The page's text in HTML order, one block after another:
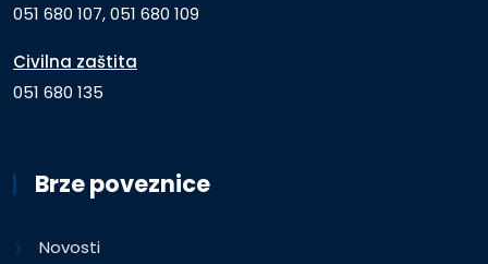
051 680 107, 051 680 109
Civilna zaštita
051 680 135
Brze poveznice
Novosti